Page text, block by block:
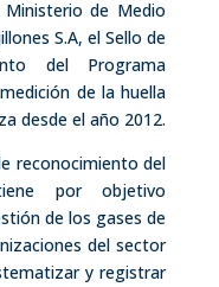
de Medio
S.A, el Sello de
del Programa
de la huella
desde el año 2012.
reconocimiento del
por objetivo
de los gases de
del sector
y registrar